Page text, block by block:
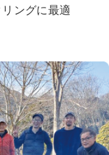
ングに最適